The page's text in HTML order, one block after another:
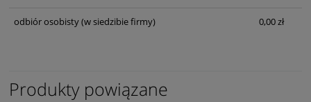
odbiór osobisty(w siedzibie firmy) 0,00 zł
Produkty powiązane